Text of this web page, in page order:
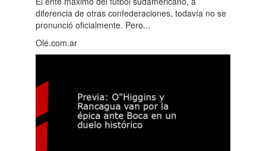
diferencia de otras confederaciones, todavía no se
pronunció oficialmente. Pero...
Olé.com.ar